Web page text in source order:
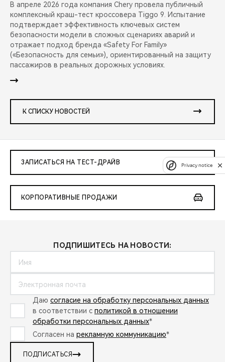
В апреле 2026 года компания Chery провела публичный
комплексный краш-тест кроссовера Tiggo 9. Испытание
подтверждает эффективность ключевых систем
безопасности модели в сложных сценариях аварий и
отражает подход бренда «Safety For Family»
(«Безопасность для семьи»), ориентированный на защиту
пассажиров в реальных дорожных условиях.
К СПИСКУ НОВОСТЕЙ
ЗАПИСАТЬСЯ НА ТЕСТ-ДРАЙВ
КОРПОРАТИВНЫЕ ПРОДАЖИ
ПОДПИШИТЕСЬ НА НОВОСТИ:
Даю согласие на обработку персональных данных
в соответствии с политикой в отношении
обработки персональных данных*
Согласен на рекламную коммуникацию*
ПОДПИСАТЬСЯ
Privacy notice